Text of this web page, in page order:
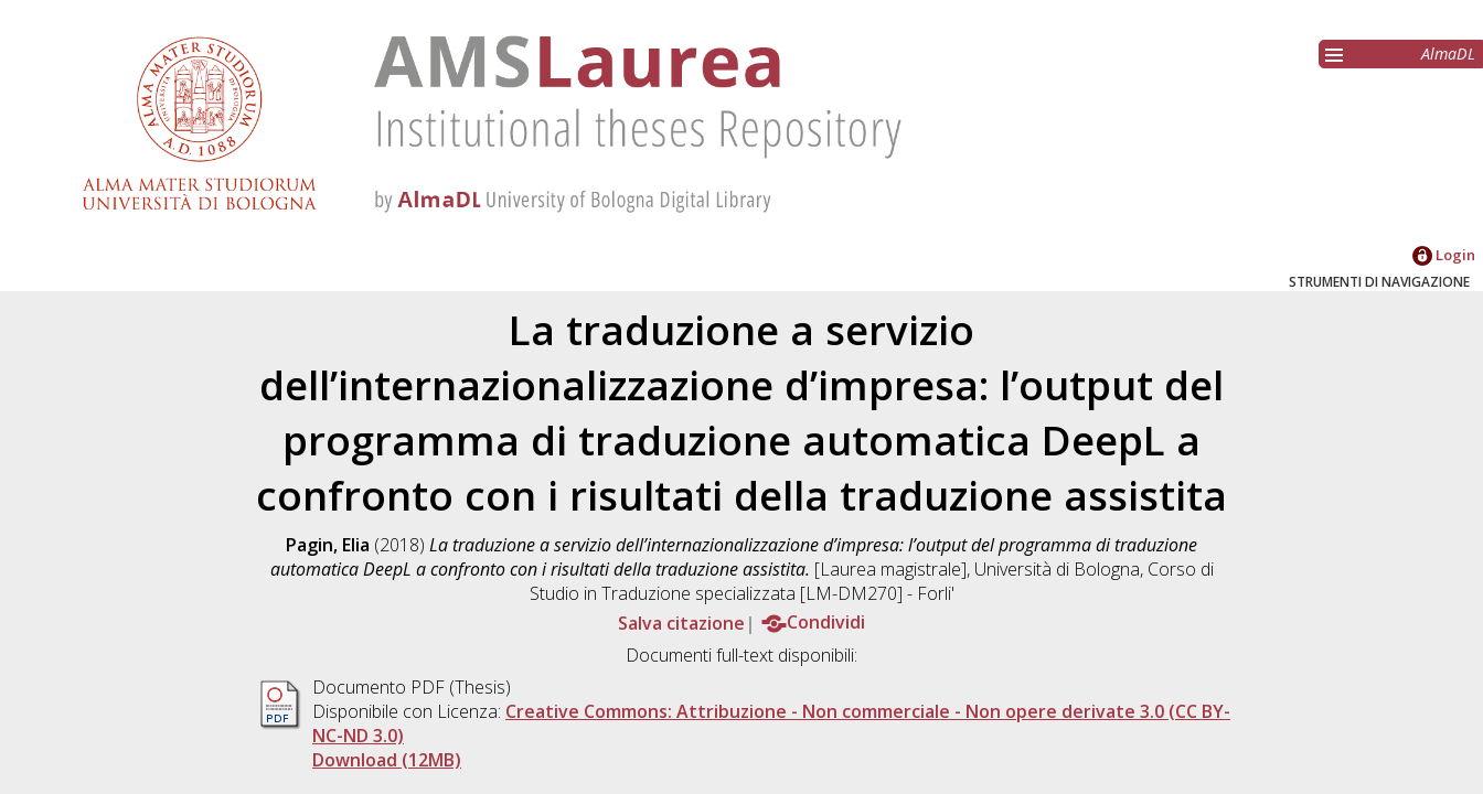
AlmaDL
Login
STRUMENTI DI NAVIGAZIONE
La traduzione a servizio
dell’internazionalizzazione d’impresa: l’output del
programma di traduzione automatica DeepL a
confronto con i risultati della traduzione assistita
Pagin, Elia (2018) La traduzione a servizio dell’internazionalizzazione d’impresa: l’output del programma di traduzione
automatica DeepL a confronto con i risultati della traduzione assistita. [Laurea magistrale], Università di Bologna, Corso di
Studio in Traduzione specializzata [LM-DM270] - Forli'
Salva citazione
Condividi
Documenti full-text disponibili:
Documento PDF (Thesis)
Disponibile con Licenza: Creative Commons: Attribuzione - Non commerciale - Non opere derivate 3.0 (CC BY-
NC-ND 3.0)
Download (12MB)